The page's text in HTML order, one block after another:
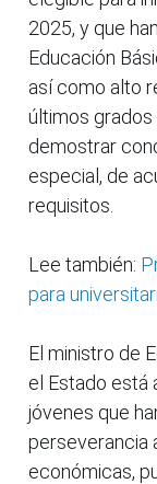
2025, y que
Educación
así como alto
últimos
demostrar
especial, de
requisitos.
Lee también:
para
El ministro de
el Estado está
jóvenes que
perseverancia
económicas,